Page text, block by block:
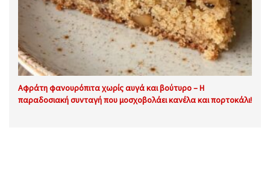
Αφράτη φανουρόπιτα χωρίς αυγά και βούτυρο – Η
παραδοσιακή συνταγή που μοσχοβολάει κανέλα και πορτοκάλι!